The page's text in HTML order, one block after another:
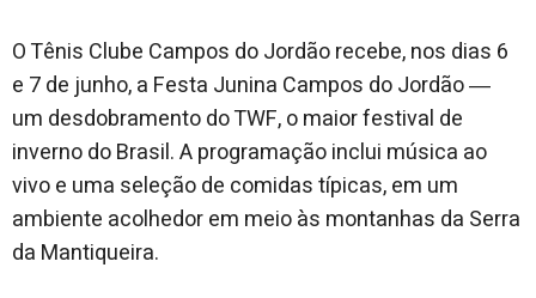
O Tênis Clube Campos do Jordão recebe, nos dias 6
e 7 de junho, a Festa Junina Campos do Jordão ―
um desdobramento do TWF, o maior festival de
inverno do Brasil. A programação inclui música ao
vivo e uma seleção de comidas típicas, em um
ambiente acolhedor em meio às montanhas da Serra
da Mantiqueira.